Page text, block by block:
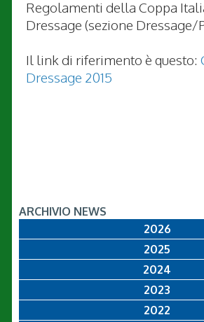
Regolamenti della Coppa
Dressage (sezione
Il link di riferimento è questo:
Dressage 2015
ARCHIVIO NEWS
2026
2025
2024
2023
2022